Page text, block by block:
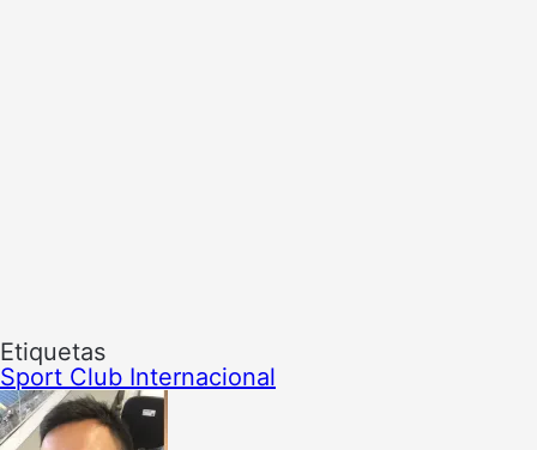
Etiquetas
Sport Club Internacional